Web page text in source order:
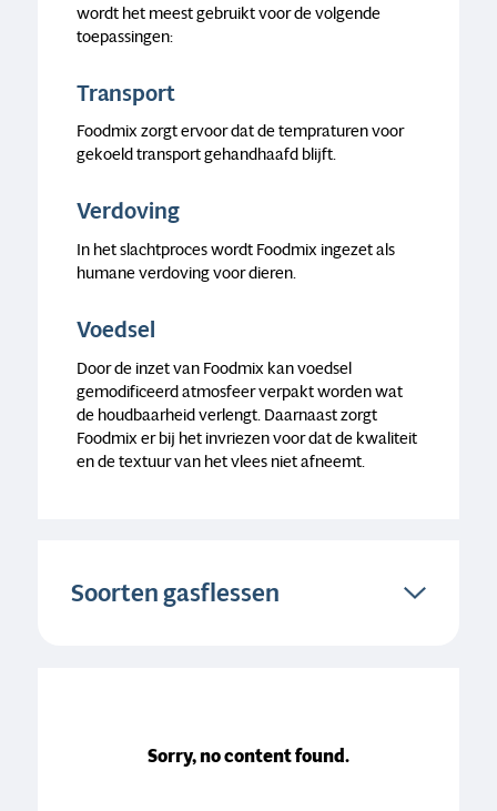
wordt het meest gebruikt voor de volgende
toepassingen:
Transport
Foodmix zorgt ervoor dat de tempraturen voor
gekoeld transport gehandhaafd blijft.
Verdoving
In het slachtproces wordt Foodmix ingezet als
humane verdoving voor dieren.
Voedsel
Door de inzet van Foodmix kan voedsel
gemodificeerd atmosfeer verpakt worden wat
de houdbaarheid verlengt. Daarnaast zorgt
Foodmix er bij het invriezen voor dat de kwaliteit
en de textuur van het vlees niet afneemt.
Soorten gasflessen
Sorry, no content found.